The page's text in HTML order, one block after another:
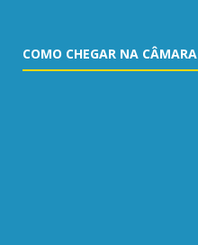
COMO CHEGAR NA CÂMARA